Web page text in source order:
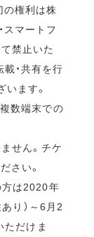
の権利は株
スマートフ
禁止いた
・共有を行
ます。
数端末での
せん。チケ
さい。
方は2020年
り）～6月2
ただけま